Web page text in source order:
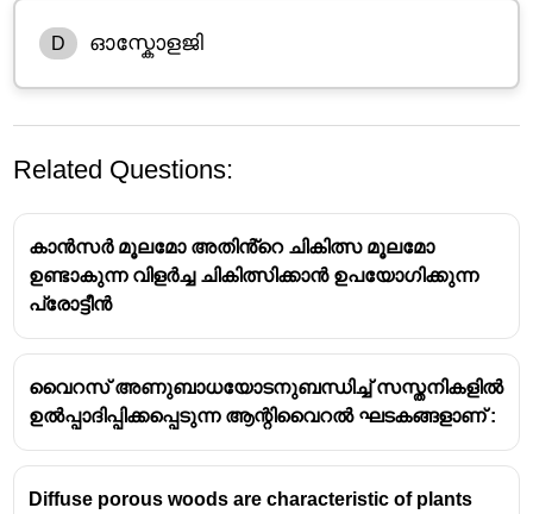
D ഓസ്കോളജി
Related Questions:
കാൻസർ മൂലമോ അതിൻ്റെ ചികിത്സ മൂലമോ
ഉണ്ടാകുന്ന വിളർച്ച ചികിത്സിക്കാൻ ഉപയോഗിക്കുന്ന
പ്രോട്ടീൻ
വൈറസ് അണുബാധയോടനുബന്ധിച്ച് സസ്തനികളിൽ
ഉൽപ്പാദിപ്പിക്കപ്പെടുന്ന ആന്റിവൈറൽ ഘടകങ്ങളാണ് :
Diffuse porous woods are characteristic of plants